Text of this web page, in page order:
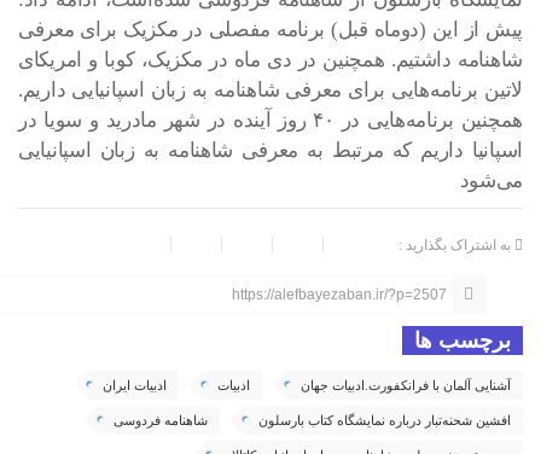
پیش از این (دوماه قبل) برنامه مفصلی در مکزیک برای معرفی
شاهنامه داشتیم. همچنین در دی ماه در مکزیک، کوبا و امریکای
لاتین برنامه‌هایی برای معرفی شاهنامه به زبان اسپانیایی داریم.
همچنین برنامه‌هایی در ۴۰ روز آینده در شهر مادرید و سویا در
اسپانیا داریم که مرتبط به معرفی شاهنامه به زبان اسپانیایی
می‌شود
به اشتراک بگذارید :
https://alefbayezaban.ir/?p=2507
برچسب ها
آشنایی آلمان با فرانکفورت.ادبیات جهان ادبیات ادبیات ایران
افشین شحنه‌تبار درباره نمایشگاه کتاب بارسلون شاهنامه فردوسی